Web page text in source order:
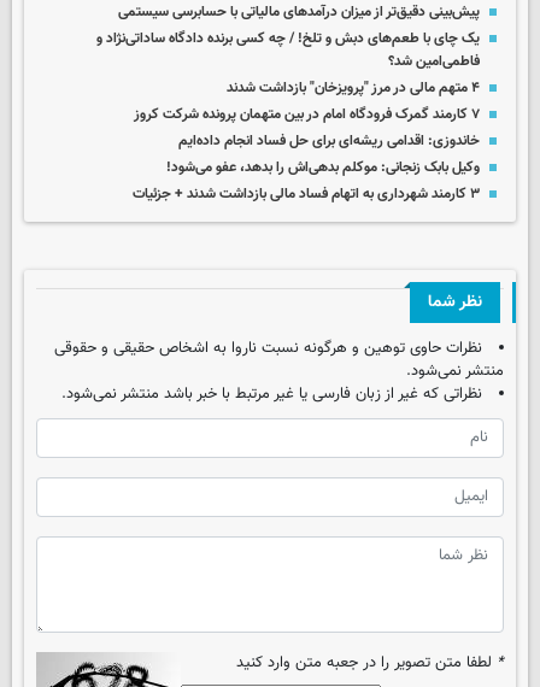
پیش‌بینی دقیق‌تر از میزان درآمدهای مالیاتی با حسابرسی سیستمی
یک چای با طعم‌های دبش و تلخ! / چه کسی برنده دادگاه ساداتی‌نژاد و
فاطمی‌امین شد؟
۴ متهم مالی در مرز "پرویزخان" بازداشت شدند
۷ کارمند گمرک فرودگاه امام در بین متهمان پرونده شرکت کروز
خاندوزی: اقدامی ریشه‌ای برای حل فساد انجام داده‌ایم
وکیل بابک زنجانی: موکلم بدهی‌اش را بدهد، عفو می‌شود!
۳ کارمند شهرداری به اتهام فساد مالی بازداشت شدند + جزئیات
نظر شما
نظرات حاوی توهین و هرگونه نسبت ناروا به اشخاص حقیقی و حقوقی
منتشر نمی‌شود.
نظراتی که غیر از زبان فارسی یا غیر مرتبط با خبر باشد منتشر نمی‌شود.
* لطفا متن تصویر را در جعبه متن وارد کنید